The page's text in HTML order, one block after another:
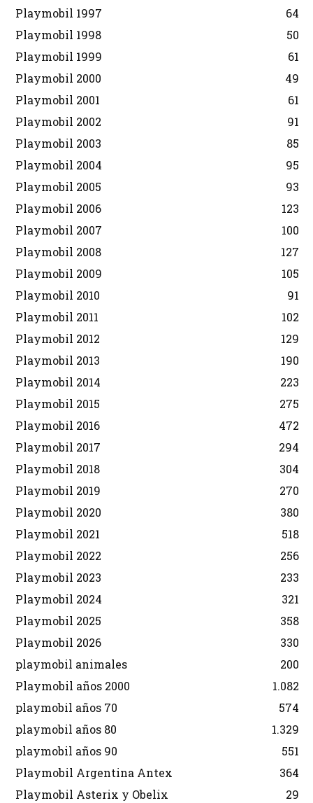
Playmobil 1997
64
Playmobil 1998
50
Playmobil 1999
61
Playmobil 2000
49
Playmobil 2001
61
Playmobil 2002
91
Playmobil 2003
85
Playmobil 2004
95
Playmobil 2005
93
Playmobil 2006
123
Playmobil 2007
100
Playmobil 2008
127
Playmobil 2009
105
Playmobil 2010
91
Playmobil 2011
102
Playmobil 2012
129
Playmobil 2013
190
Playmobil 2014
223
Playmobil 2015
275
Playmobil 2016
472
Playmobil 2017
294
Playmobil 2018
304
Playmobil 2019
270
Playmobil 2020
380
Playmobil 2021
518
Playmobil 2022
256
Playmobil 2023
233
Playmobil 2024
321
Playmobil 2025
358
Playmobil 2026
330
playmobil animales
200
Playmobil años 2000
1.082
playmobil años 70
574
playmobil años 80
1.329
playmobil años 90
551
Playmobil Argentina Antex
364
Playmobil Asterix y Obelix
29